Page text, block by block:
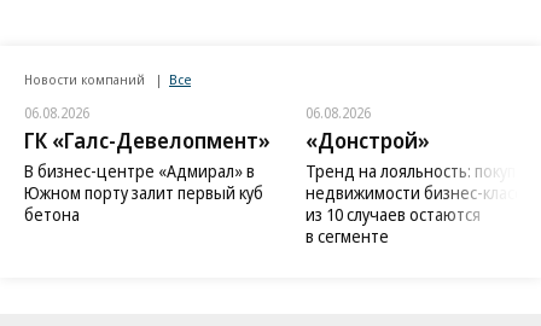
Новости компаний Все
06.08.2026
ГК «Галс-Девелопмент»
В бизнес-центре «Адмирал» в
Южном порту залит первый куб
бетона
06.08.2026
«Донстрой»
Тренд на лояльность:
недвижимости бизнес-класса
из 10 случаев остаются
в сегменте